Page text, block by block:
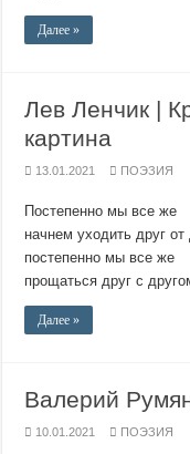
Далее »
Лев Ленчик |
картина
13.01.2021 ПОЭЗИЯ
Постепенно мы все же
начнем уходить друг от
постепенно мы все же
прощаться друг с
Далее »
Валерий
10.01.2021 ПОЭЗИЯ